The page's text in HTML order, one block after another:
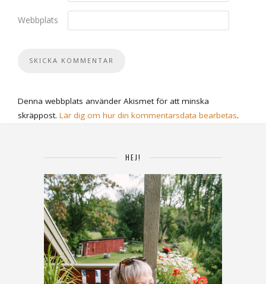
Webbplats
Denna webbplats använder Akismet för att minska
skräppost. Lär dig om hur din kommentarsdata bearbetas.
HEJ!